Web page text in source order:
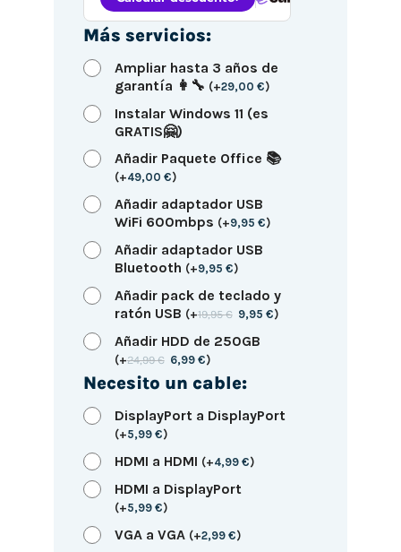
Más servicios:
Ampliar hasta 3 años de
garantía 👩‍🔧 (+29,00 €)
Instalar Windows 11 (es
GRATIS🤗)
Añadir Paquete Office 📚
(+49,00 €)
Añadir adaptador USB
WiFi 600mbps (+9,95 €)
Añadir adaptador USB
Bluetooth (+9,95 €)
Añadir pack de teclado y
ratón USB (+19,95€ 9,95€)
Añadir HDD de 250GB
(+24,99€ 6,99€)
Necesito un cable:
DisplayPort a DisplayPort
(+5,99 €)
HDMI a HDMI (+4,99 €)
HDMI a DisplayPort
(+5,99 €)
VGA a VGA (+2,99 €)